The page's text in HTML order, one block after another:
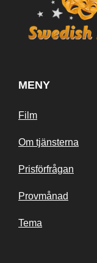
MENY
Film
Om tjänsterna
Prisförfrågan
Provmånad
Tema